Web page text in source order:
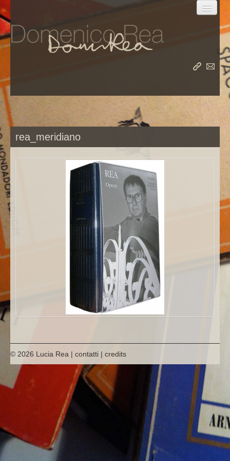
le opere
il meridiano
album
rea nel mondo
rea su rea
hanno scritto di lui
rea_meridiano
© 2026 Lucia Rea | contatti | credits